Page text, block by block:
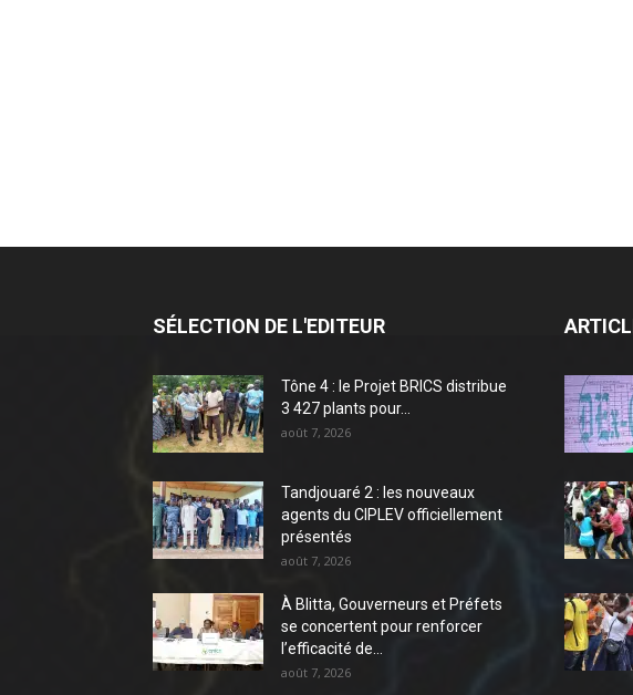
SÉLECTION DE L'EDITEUR
Tône 4 : le Projet BRICS distribue
3 427 plants pour...
août 7, 2026
Tandjouaré 2 : les nouveaux
agents du CIPLEV officiellement
présentés
août 7, 2026
À Blitta, Gouverneurs et Préfets
se concertent pour renforcer
l’efficacité de...
août 7, 2026